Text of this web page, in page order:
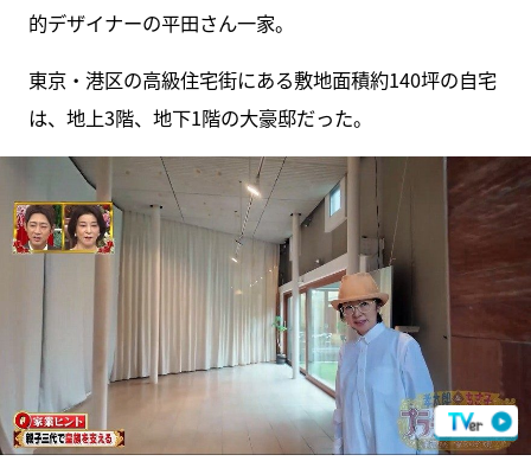
的デザイナーの平田さん一家。
東京・港区の高級住宅街にある敷地面積約140坪の自宅
は、地上3階、地下1階の大豪邸だった。